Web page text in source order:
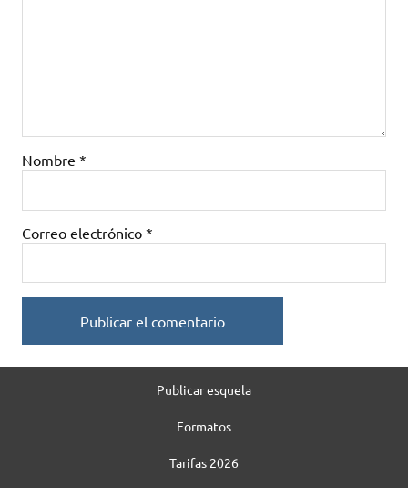
Nombre *
Correo electrónico *
Publicar esquela
Formatos
Tarifas 2026